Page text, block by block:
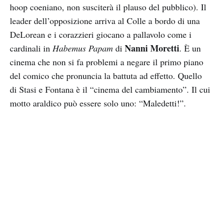
hoop coeniano, non susciterà il plauso del pubblico). Il
leader dell’opposizione arriva al Colle a bordo di una
DeLorean e i corazzieri giocano a pallavolo come i
cardinali in Habemus Papam di Nanni Moretti. È un
cinema che non si fa problemi a negare il primo piano
del comico che pronuncia la battuta ad effetto. Quello
di Stasi e Fontana è il “cinema del cambiamento”. Il cui
motto araldico può essere solo uno: “Maledetti!”.